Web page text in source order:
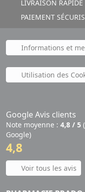
LIVRAISON RAPIDE
PAIEMENT
Informations et
Utilisation des
Google Avis clients
Note moyenne : 4,8 / 5
Google)
4,8
Voir tous les avis